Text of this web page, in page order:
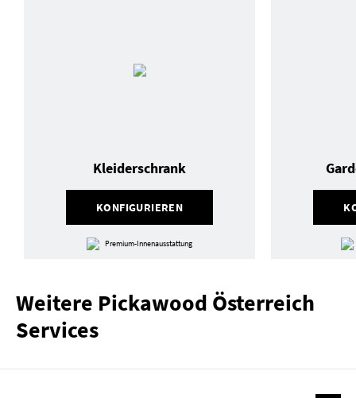
KONFIGURIEREN
Kleiderschrank
Premium-Innenausstattung
Weitere Pickawood Österreich
Services